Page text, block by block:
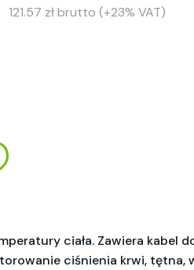
121.57 zł brutto (+23% VAT)
ciała. Zawiera kabel
ciśnienia krwi, tętna,